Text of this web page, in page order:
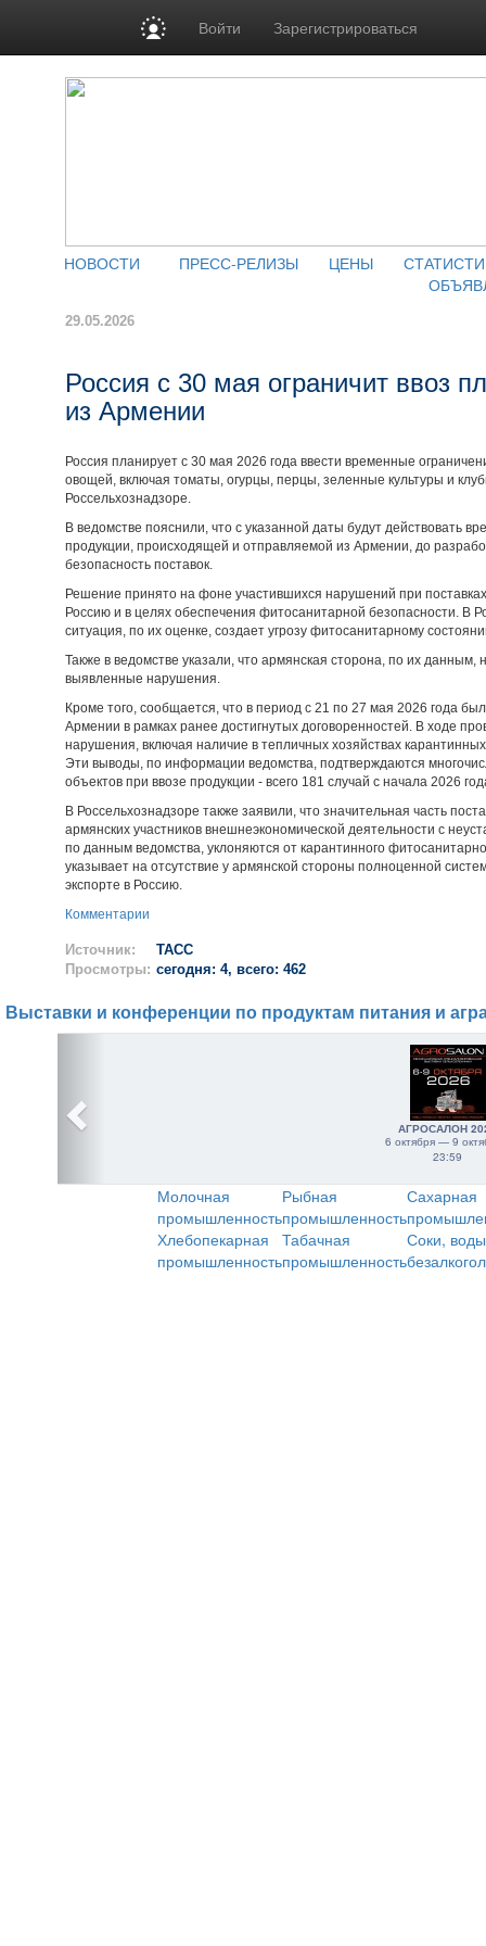
Войти Зарегистрироваться
НОВОСТИ ПРЕСС-РЕЛИЗЫ ЦЕНЫ
29.05.2026
Россия с 30 мая ограничит ввоз
из Армении
Россия планирует с 30 мая 2026 года ввести временные
овощей, включая томаты, огурцы, перцы, зеленные культуры и
Россельхознадзоре.
В ведомстве пояснили, что с указанной даты будут действовать
продукции, происходящей и отправляемой из Армении, до
безопасность поставок.
Решение принято на фоне участившихся нарушений при
Россию и в целях обеспечения фитосанитарной безопасности. В
ситуация, по их оценке, создает угрозу фитосанитарному
Также в ведомстве указали, что армянская сторона, по их
выявленные нарушения.
Кроме того, сообщается, что в период с 21 по 27 мая 2026 года
Армении в рамках ранее достигнутых договоренностей. В ходе
нарушения, включая наличие в тепличных хозяйствах
Эти выводы, по информации ведомства, подтверждаются
объектов при ввозе продукции - всего 181 случай с начала 2026
В Россельхознадзоре также заявили, что значительная часть
армянских участников внешнеэкономической деятельности с
по данным ведомства, уклоняются от карантинного
указывает на отсутствие у армянской стороны полноценной
экспорте в Россию.
Комментарии
Источник:
ТАСС
Просмотры: сегодня: 4, всего: 462
Выставки и конференции по продуктам питания и
АГРОСАЛОН
6 октября — 9
23:59
Молочная
промышленность
Рыбная
промышленность
Сахарная
Хлебопекарная
промышленность
Табачная
промышленность
Соки,